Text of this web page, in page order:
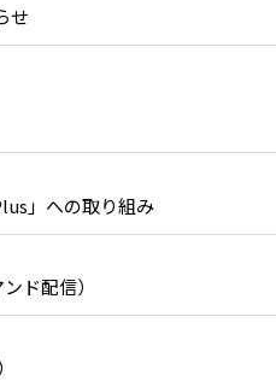
せ
」への取り組み
ド配信）